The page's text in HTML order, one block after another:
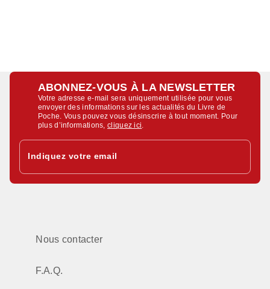
ABONNEZ-VOUS À LA NEWSLETTER
Votre adresse e-mail sera uniquement utilisée pour vous
envoyer des informations sur les actualités du Livre de
Poche. Vous pouvez vous désinscrire à tout moment. Pour
plus d’informations,cliquez ici
Indiquez votre email
Nous contacter
F.A.Q.